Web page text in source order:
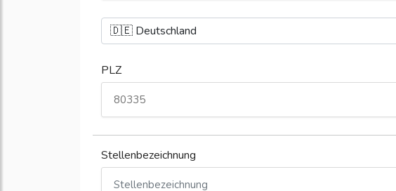
PLZ
Stellenbezeichnung